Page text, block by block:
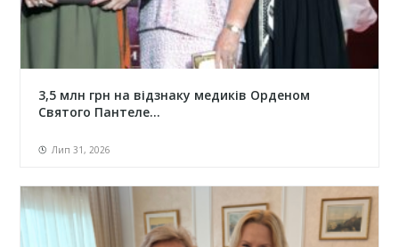
3,5 млн грн на відзнаку медиків Орденом
Святого Пантеле...
Лип 31, 2026